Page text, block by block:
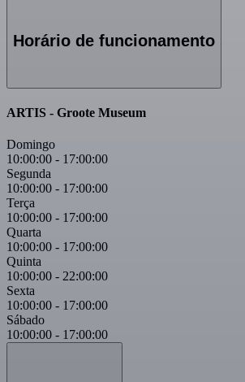
Horário de funcionamento
ARTIS - Groote Museum
Domingo
10:00:00 - 17:00:00
Segunda
10:00:00 - 17:00:00
Terça
10:00:00 - 17:00:00
Quarta
10:00:00 - 17:00:00
Quinta
10:00:00 - 22:00:00
Sexta
10:00:00 - 17:00:00
Sábado
10:00:00 - 17:00:00